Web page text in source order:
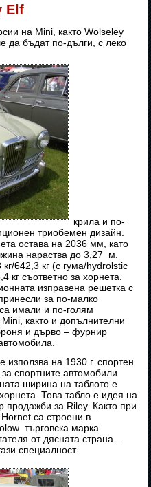
Elf
на Mini, както Wolseley
да бъдат по-дълги, с леко
крила и по-
триобемен дизайн.
остава на 2036 мм, като
нараства до 3,27 м.
642,3 кг (с гума/hydrolstic
кг съответно за хорнета.
изправена решетка с
за по-малко
имали и по-голям
както и допълнителни
и дърво – фурнир
на 1930 г. спортен
спортните автомобили
ширина на таблото е
Това табло е идея на
за Riley. Както при
са строени в
търговска марка.
от дясната страна –
специалност.